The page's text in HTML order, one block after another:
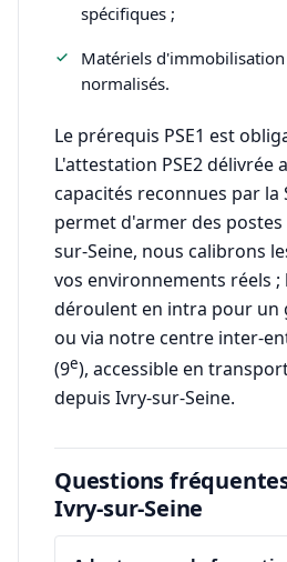
spécifiques ;
Matériels
normalisés.
Le prérequis PSE1 est
L'attestation PSE2 délivrée
capacités reconnues par la
permet d'armer des postes
sur-Seine, nous calibrons
vos environnements réels ;
déroulent en intra pour un
ou via notre centre inter-
(9e), accessible en
depuis Ivry-sur-Seine.
Questions
Ivry-sur-Seine